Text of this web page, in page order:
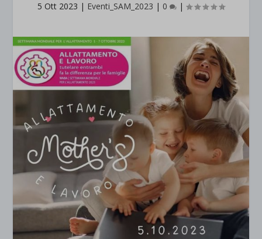
5 Ott 2023 | Eventi_SAM_2023 | 0 |